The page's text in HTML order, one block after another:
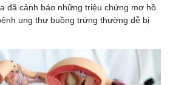
Cửa sổ tình yêu
Kể chuyện cho bé
đã cảnh báo những triệu chứng mơ hồ
ung thư buồng trứng thường dễ bị